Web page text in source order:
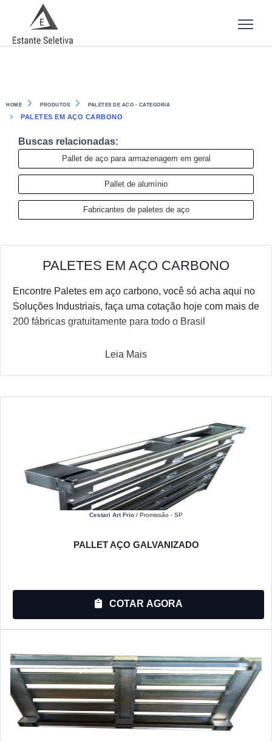
HOME PRODUTOS PALETES DE ACO - CATEGORIA
PALETES EM AÇO CARBONO
Buscas relacionadas:
Pallet de aço para armazenagem em geral
Pallet de alumínio
Fabricantes de paletes de aço
PALETES EM AÇO CARBONO
Encontre Paletes em aço carbono, você só acha aqui no
Soluções Industriais, faça uma cotação hoje com mais de
200 fábricas gratuitamente para todo o Brasil
Leia Mais
Cestari Art Frio / Promissão - SP
PALLET AÇO GALVANIZADO
COTAR AGORA